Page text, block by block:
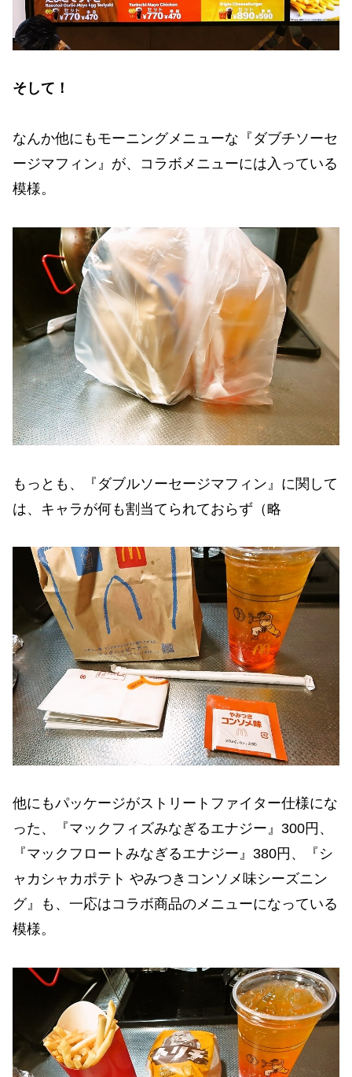
そして！
なんか他にもモーニングメニューな『ダブチソーセ
ージマフィン』が、コラボメニューには入っている
模様。
もっとも、『ダブルソーセージマフィン』に関して
は、キャラが何も割当てられておらず（略
他にもパッケージがストリートファイター仕様にな
った、『マックフィズみなぎるエナジー』300円、
『マックフロートみなぎるエナジー』380円、『シ
ャカシャカポテト やみつきコンソメ味シーズニン
グ』も、一応はコラボ商品のメニューになっている
模様。